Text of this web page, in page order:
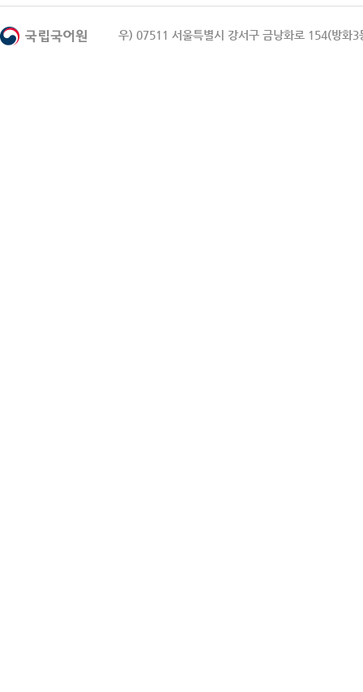
우) 07511 서울특별시 강서구 금낭화로 154(방화3